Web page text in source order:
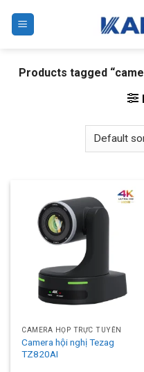
Products tagged
CAMERA HỌP TRỰC TUYẾN
Camera hội nghị Tezag
TZ820AI